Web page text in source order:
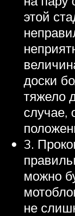
этой
доски
тяжело
случае,
3.
можно
не